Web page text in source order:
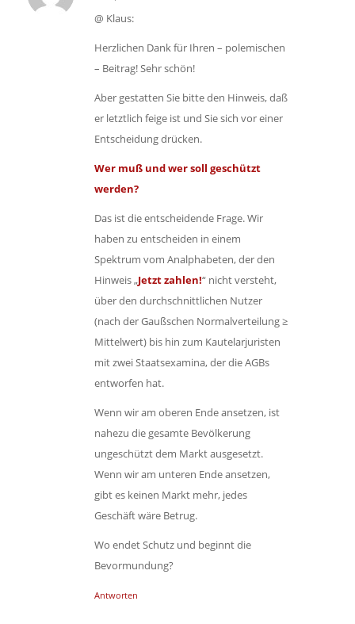
@ Klaus:
Herzlichen Dank für Ihren – polemischen
– Beitrag! Sehr schön!
Aber gestatten Sie bitte den Hinweis, daß
er letztlich feige ist und Sie sich vor einer
Entscheidung drücken.
Wer muß und wer soll geschützt
werden?
Das ist die entscheidende Frage. Wir
haben zu entscheiden in einem
Spektrum vom Analphabeten, der den
Hinweis „Jetzt zahlen!“ nicht versteht,
über den durchschnittlichen Nutzer
(nach der Gaußschen Normalverteilung ≥
Mittelwert) bis hin zum Kautelarjuristen
mit zwei Staatsexamina, der die AGBs
entworfen hat.
Wenn wir am oberen Ende ansetzen, ist
nahezu die gesamte Bevölkerung
ungeschützt dem Markt ausgesetzt.
Wenn wir am unteren Ende ansetzen,
gibt es keinen Markt mehr, jedes
Geschäft wäre Betrug.
Wo endet Schutz und beginnt die
Bevormundung?
Antworten